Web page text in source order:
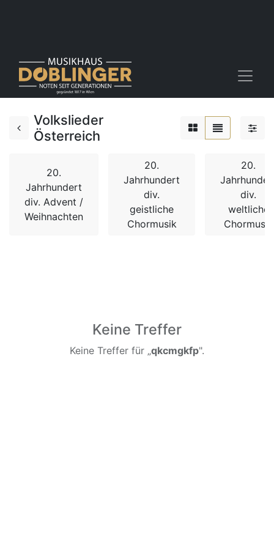
Volkslieder
Österreich
20.
Jahrhundert
div. Advent /
Weihnachten
20.
Jahrhundert
div.
geistliche
Chormusik
20.
div.
weltliche
Chormusik
Keine Treffer
Keine Treffer für „qkcmgkfp".